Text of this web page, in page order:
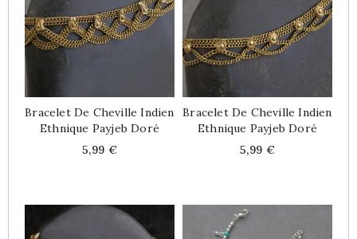
Bracelet De Cheville Indien
Ethnique Payjeb Doré
Price
5,99 €
Bracelet De Cheville Indien
Ethnique Payjeb Doré
Price
5,99 €